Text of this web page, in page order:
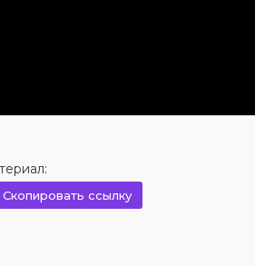
Скопировать ссылку